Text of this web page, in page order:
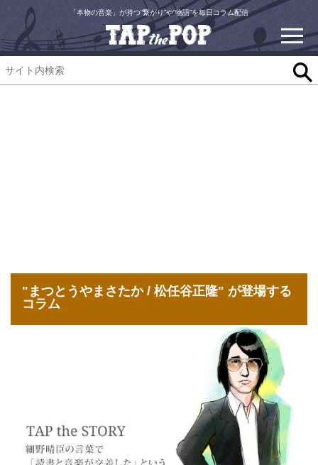
「本物の音楽」が持つ“繋がり”や“物語”を毎日コラム配信
"まつとうやまさたか / 松任谷正隆" が登場する
コラム